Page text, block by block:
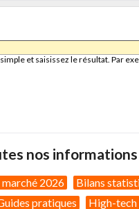
et saisissez le résultat. Par
nos informations
marché 2026 Bilans
pratiques High-tech